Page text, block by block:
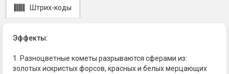
Штрих-коды
Эффекты:
1. Разноцветные кометы разрываются сферами из:
золотых искристых форсов, красных и белых мерцающих